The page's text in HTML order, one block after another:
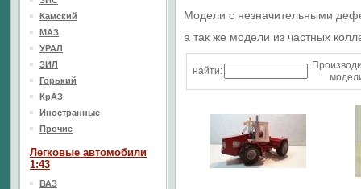
Модели с незначительными
а так же модели из частных
найти:
Камский
МАЗ
УРАЛ
ЗИЛ
Горький
КрАЗ
Иностранные
Прочие
Легковые автомобили
1:43
ВАЗ